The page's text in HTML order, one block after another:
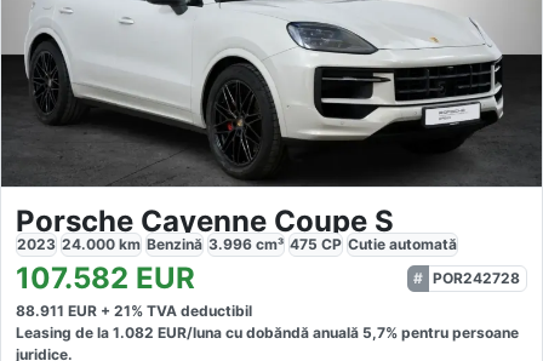
Porsche Cayenne Coupe S
2023 24.000 km Benzină 3.996 cm³ 475 CP Cutie automată
107.582 EUR
POR242728
88.911 EUR + 21% TVA deductibil
Leasing de la 1.082 EUR/luna cu dobăndă anuală 5,7% pentru persoane
juridice.